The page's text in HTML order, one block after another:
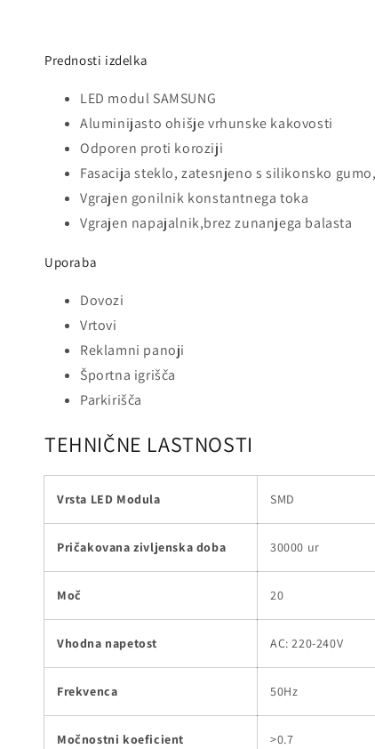
Prednosti izdelka
LED modul SAMSUNG
Aluminijasto ohišje vrhunske kakovosti
Odporen proti koroziji
Fasacija steklo, zatesnjeno s silikonsko
Vgrajen gonilnik konstantnega toka
Vgrajen napajalnik,brez zunanjega balasta
Uporaba
Dovozi
Vrtovi
Reklamni panoji
Športna igrišča
Parkirišča
TEHNIČNE LASTNOSTI
Vrsta LED Modula SMD
Pričakovana zivljenska doba 30000 ur
Moč 20
Vhodna napetost AC: 220-240V
Frekvenca 50Hz
Močnostni koeficient >0.7